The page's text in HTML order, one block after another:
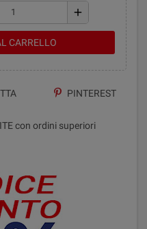
add
CARRELLO
PINTEREST
con ordini superiori